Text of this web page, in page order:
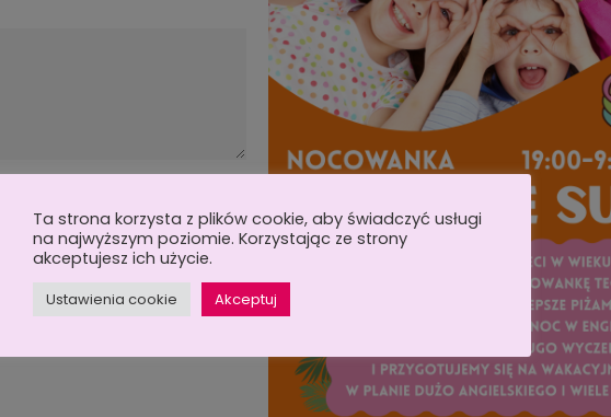
w celu informowania o
oferty przez firmę English
ul.Łęczycka 19/1, 61-004
Ta strona korzysta z plików cookie, aby świadczyć usługi
na najwyższym poziomie. Korzystając ze strony
akceptujesz ich użycie.
Ustawienia cookie Akceptuj